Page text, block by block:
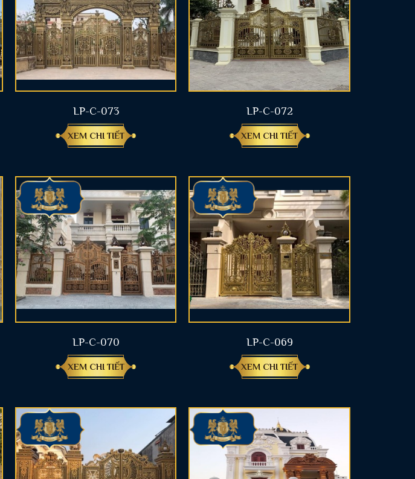
LP-C-073
XEM CHI TIẾT
LP-C-072
XEM CHI TIẾT
LP-C-070
XEM CHI TIẾT
LP-C-069
XEM CHI TIẾT